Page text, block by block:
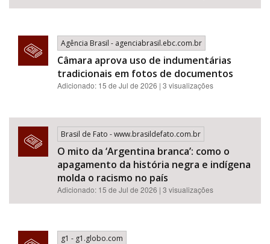
Agência Brasil - agenciabrasil.ebc.com.br
Câmara aprova uso de indumentárias
tradicionais em fotos de documentos
Adicionado: 15 de Jul de 2026 | 3 visualizações
Brasil de Fato - www.brasildefato.com.br
O mito da ‘Argentina branca’: como o
apagamento da história negra e indígena
molda o racismo no país
Adicionado: 15 de Jul de 2026 | 3 visualizações
g1 - g1.globo.com